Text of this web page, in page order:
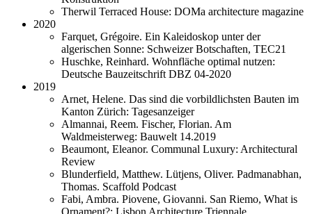
Therwil Terraced House: DOMa architecture magazine
2020
Farquet, Grégoire. Ein Kaleidoskop unter der
algerischen Sonne: Schweizer Botschaften, TEC21
Huschke, Reinhard. Wohnfläche optimal nutzen:
Deutsche Bauzeitschrift DBZ 04-2020
2019
Arnet, Helene. Das sind die vorbildlichsten Bauten im
Kanton Zürich: Tagesanzeiger
Almannai, Reem. Fischer, Florian. Am
Waldmeisterweg: Bauwelt 14.2019
Beaumont, Eleanor. Communal Luxury: Architectural
Review
Blunderfield, Matthew. Lütjens, Oliver. Padmanabhan,
Thomas. Scaffold Podcast
Fabi, Ambra. Piovene, Giovanni. San Riemo, What is
Ornament?: Lisbon Architecture Triennale